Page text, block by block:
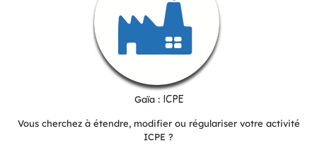
Gaïa : ICPE
Vous cherchez à étendre, modifier ou régulariser votre activité
ICPE ?